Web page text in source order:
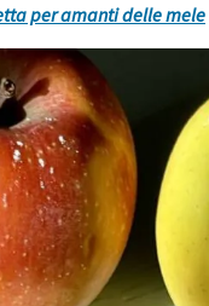
per amanti delle mele